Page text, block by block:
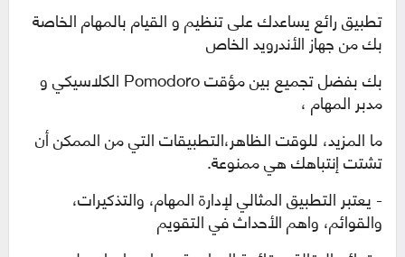
تطبيق رائع يساعدك على تنظيم و القيام بالمهام الخاصة
بك من جهاز الأندرويد الخاص
بكبفضل تجميع بين مؤقتPomodoroالكلاسيكي و
مدبر المهام ،
ما المزيد، للوقت الظاهر،التطبيقات التي من الممكن أن
تشتت إنتباهك هي ممنوعة.
- يعتبر التطبيق المثالي لإدارة المهام، والتذكيرات،
والقوائم، واهم الأحداث في التقويم